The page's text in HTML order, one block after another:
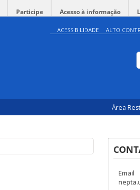
Participe Acesso à informação
ACESSIBILIDADE ALTO
Área
Email